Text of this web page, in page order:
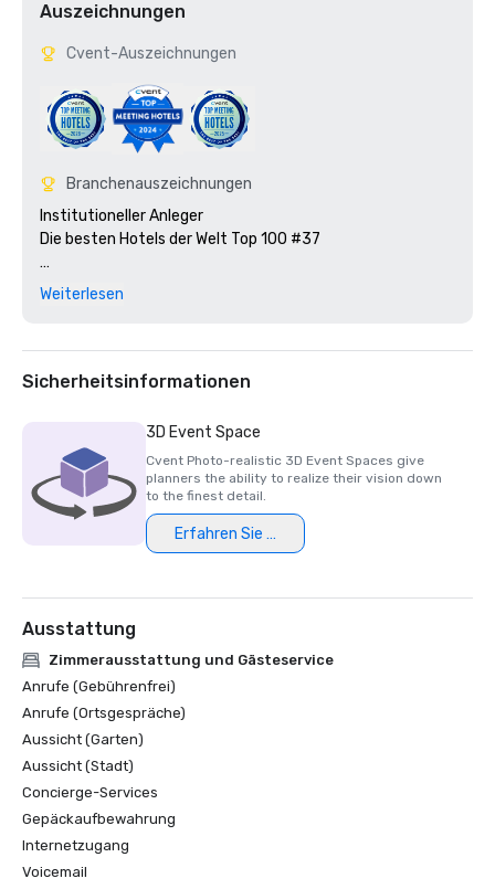
Auszeichnungen
Cvent-Auszeichnungen
Branchenauszeichnungen
Institutioneller Anleger
Die besten Hotels der Welt Top 100 #37
Smart Meetings Platin-Auszeichnung
Forbes Travel Guide Star Award
Die besten Hotels in South
Erfolgreiche Tagungen
Pinnacle-Preis
Reisen & Freizeit
Das beste Geschäftshotel in Dallas
Wahl der Leser von Condé Nast Traveler
Die 50 besten Resorts in den USA
Die 100 besten Golfresorts in den USA
Die besten Resort-Spas Nr. 16
Golf-Magazin
Die 100 besten amerikanischen Golfresorts
Weiterlesen
Sicherheitsinformationen
3D Event Space
Cvent Photo-realistic 3D Event Spaces give
planners the ability to realize their vision down
to the finest detail.
Erfahren Sie mehr
Ausstattung
Zimmerausstattung und Gästeservice
Anrufe (Gebührenfrei)
Anrufe (Ortsgespräche)
Aussicht (Garten)
Aussicht (Stadt)
Concierge-Services
Gepäckaufbewahrung
Internetzugang
Voicemail